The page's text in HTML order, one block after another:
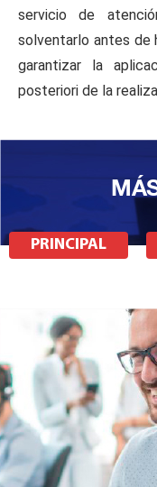
servicio de
solventarlo antes de
garantizar la
posteriori de la
PRINCIPAL